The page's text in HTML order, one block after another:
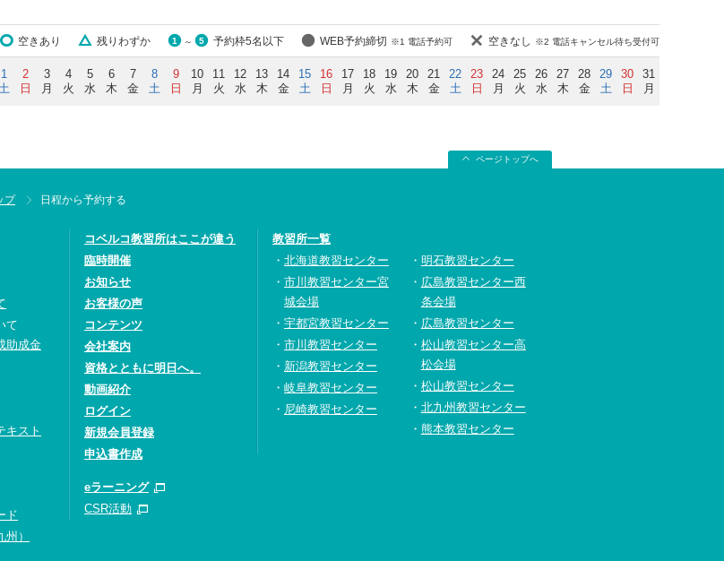
空きあり 残りわずか 1 ～ 5 予約枠5名以下 WEB予約締切 ※1 電話予約可 空きなし ※2 電話キャンセル待ち受付可
1
2
日
3
月
4
火
5
水
6
木
7
金
8
土
9
日
10
月
11
火
12
水
13
木
14
金
15
土
16
日
17
月
18
火
19
水
20
木
21
金
22
土
23
日
24
月
25
火
26
水
27
木
28
金
29
土
30
日
31
月
ページトップへ
プ 日程から予約する
て
助成金
キスト
ド
）
コベルコ教習所はここが違う
臨時開催
お知らせ
お客様の声
コンテンツ
会社案内
資格とともに明日へ。
動画紹介
ログイン
新規会員登録
申込書作成
eラーニング
CSR活動
教習所一覧
北海道教習センター
市川教習センター宮
城会場
宇都宮教習センター
市川教習センター
新潟教習センター
岐阜教習センター
尼崎教習センター
明石教習センター
広島教習センター西
条会場
広島教習センター
松山教習センター高
松会場
松山教習センター
北九州教習センター
熊本教習センター